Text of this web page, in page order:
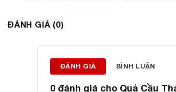
ĐÁNH GIÁ (0)
ĐÁNH GIÁ BÌNH LUẬN
0 đánh giá cho Quả Cầu